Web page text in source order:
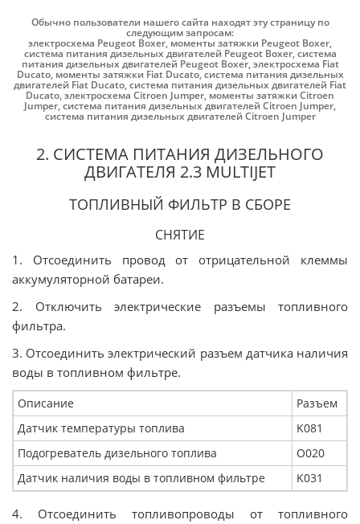
Обычно пользователи нашего сайта находят эту страницу по
следующим запросам:
электросхема Peugeot Boxer, моменты затяжки Peugeot Boxer,
система питания дизельных двигателей Peugeot Boxer,система
питания дизельных двигателей Peugeot Boxer,электросхема Fiat
Ducato, моменты затяжки Fiat Ducato,система питания дизельных
двигателей Fiat Ducato,система питания дизельных двигателей Fiat
Ducato,электросхема Citroen Jumper, моменты затяжки Citroen
Jumper,система питания дизельных двигателей Citroen Jumper,
система питания дизельных двигателей Citroen Jumper
2. СИСТЕМА ПИТАНИЯ ДИЗЕЛЬНОГО
ДВИГАТЕЛЯ 2.3 MULTIJET
ТОПЛИВНЫЙ ФИЛЬТР В СБОРЕ
СНЯТИЕ
1. Отсоединить провод от отрицательной клеммы
аккумуляторной батареи.
2. Отключить электрические разъемы топливного
фильтра.
3. Отсоединить электрический разъем датчика наличия
воды в топливном фильтре.
Описание
Разъем
Датчик температуры топлива
K081
Подогреватель дизельного топлива
O020
Датчик наличия воды в топливном фильтре
K031
4. Отсоединить топливопроводы от топливного